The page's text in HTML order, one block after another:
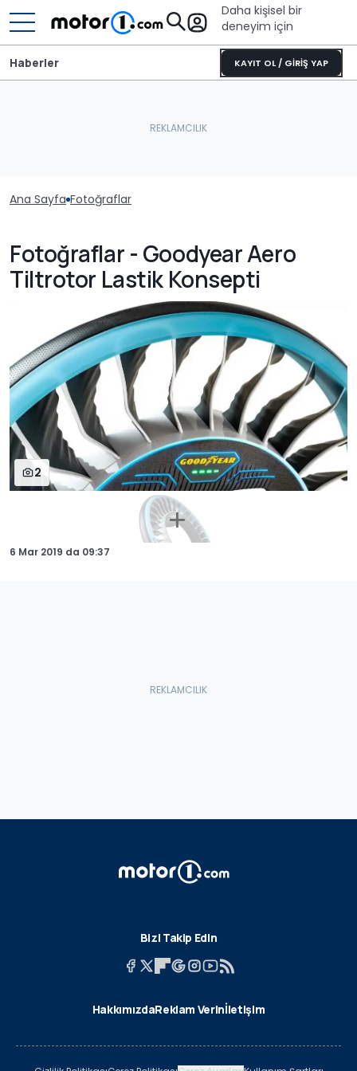
Daha kişisel bir
deneyim için
KAYIT OL / GİRİŞ YAP
Haberler
Ana Sayfa Fotoğraflar
Fotoğraflar - Goodyear Aero
Tiltrotor Lastik Konsepti
2
6 Mar 2019 da 09:37
Bizi Takip Edin
HakkımızdaReklam Verinİletişim